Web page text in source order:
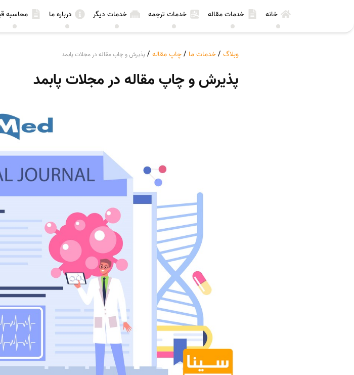
خانه خدمات مقاله خدمات ترجمه خدمات دیگر درباره ما محاسبه
وبلاگ /خدمات ما /چاپ مقاله / پذیرش و چاپ مقاله در مجلات پابمد
پذیرش و چاپ مقاله در مجلات پابمد